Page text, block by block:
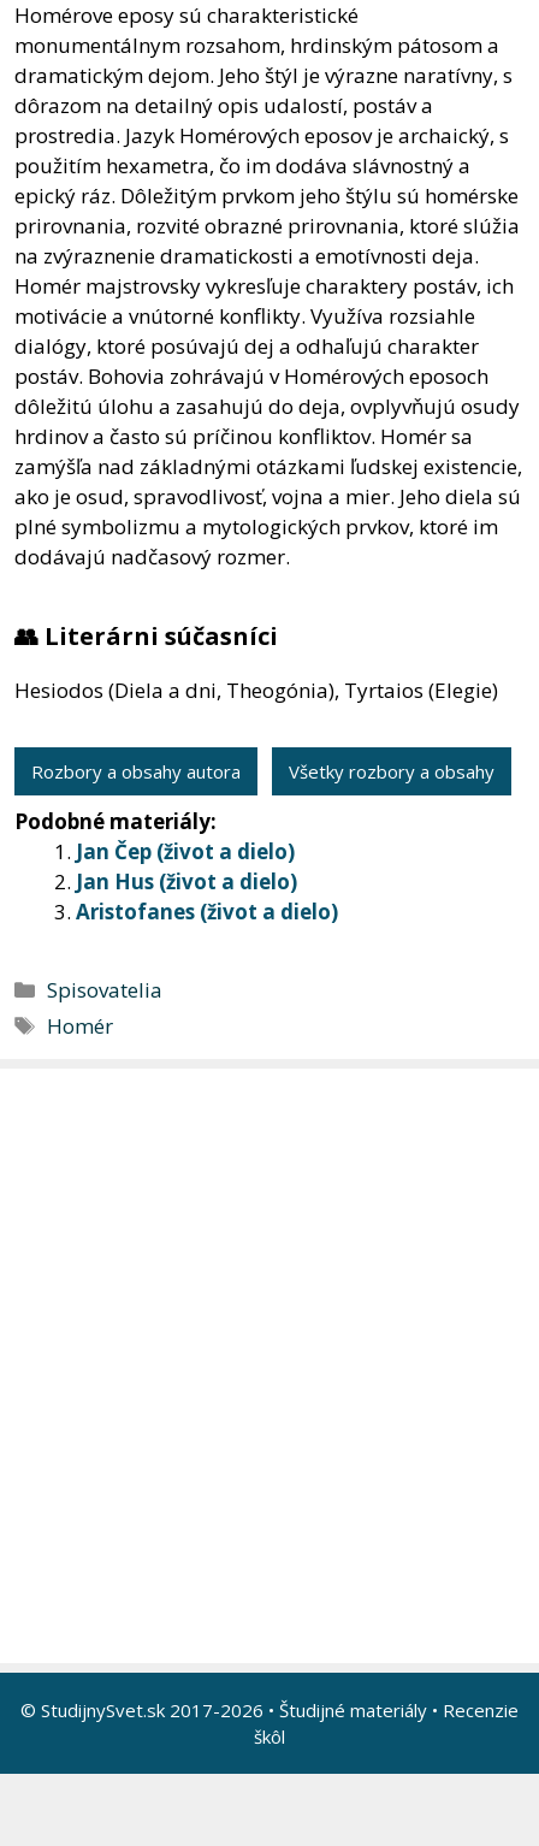
Homérove eposy sú charakteristické
monumentálnym rozsahom, hrdinským pátosom a
dramatickým dejom. Jeho štýl je výrazne naratívny, s
dôrazom na detailný opis udalostí, postáv a
prostredia. Jazyk Homérových eposov je archaický, s
použitím hexametra, čo im dodáva slávnostný a
epický ráz. Dôležitým prvkom jeho štýlu sú homérske
prirovnania, rozvité obrazné prirovnania, ktoré slúžia
na zvýraznenie dramatickosti a emotívnosti deja.
Homér majstrovsky vykresľuje charaktery postáv, ich
motivácie a vnútorné konflikty. Využíva rozsiahle
dialógy, ktoré posúvajú dej a odhaľujú charakter
postáv. Bohovia zohrávajú v Homérových eposoch
dôležitú úlohu a zasahujú do deja, ovplyvňujú osudy
hrdinov a často sú príčinou konfliktov. Homér sa
zamýšľa nad základnými otázkami ľudskej existencie,
ako je osud, spravodlivosť, vojna a mier. Jeho diela sú
plné symbolizmu a mytologických prvkov, ktoré im
dodávajú nadčasový rozmer.
👥 Literárni súčasníci
Hesiodos (Diela a dni, Theogónia), Tyrtaios (Elegie)
Rozbory a obsahy autora Všetky rozbory a obsahy
Podobné materiály:
Jan Čep (život a dielo)
Jan Hus (život a dielo)
Aristofanes (život a dielo)
Kategórie
Spisovatelia
Značky
Homér
© StudijnySvet.sk 2017-2026 • Študijné materiály • Recenzie
škôl